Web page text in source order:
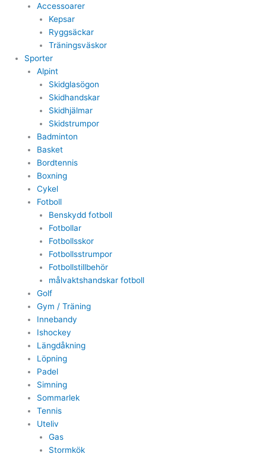
Accessoarer
Kepsar
Ryggsäckar
Träningsväskor
Sporter
Alpint
Skidglasögon
Skidhandskar
Skidhjälmar
Skidstrumpor
Badminton
Basket
Bordtennis
Boxning
Cykel
Fotboll
Benskydd fotboll
Fotbollar
Fotbollsskor
Fotbollsstrumpor
Fotbollstillbehör
målvaktshandskar fotboll
Golf
Gym / Träning
Innebandy
Ishockey
Längdåkning
Löpning
Padel
Simning
Sommarlek
Tennis
Uteliv
Gas
Stormkök